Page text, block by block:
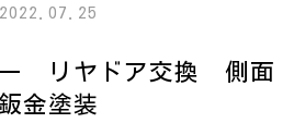
2022.07.25
鈑金塗装